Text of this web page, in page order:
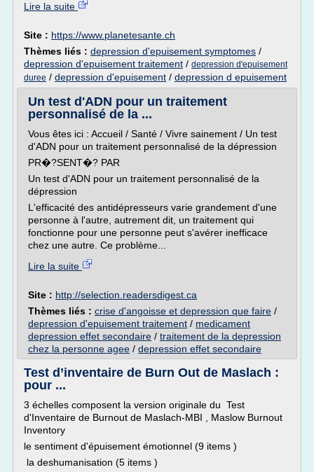
Lire la suite
Site : https://www.planetesante.ch
Thèmes liés : depression d'epuisement symptomes /
depression d'epuisement traitement / depression d'epuisement
duree / depression d'epuisement / depression d epuisement
Un test d'ADN pour un traitement
personnalisé de la ...
Vous êtes ici : Accueil / Santé / Vivre sainement / Un test
d'ADN pour un traitement personnalisé de la dépression
PR�?SENT�? PAR
Un test d'ADN pour un traitement personnalisé de la
dépression
L'efficacité des antidépresseurs varie grandement d'une
personne à l'autre, autrement dit, un traitement qui
fonctionne pour une personne peut s'avérer inefficace
chez une autre. Ce problème...
Lire la suite
Site : http://selection.readersdigest.ca
Thèmes liés : crise d'angoisse et depression que faire /
depression d'epuisement traitement / medicament
depression effet secondaire / traitement de la depression
chez la personne agee / depression effet secondaire
Test d’inventaire de Burn Out de Maslach :
pour ...
3 échelles composent la version originale du Test
d'Inventaire de Burnout de Maslach-MBI , Maslow Burnout
Inventory
le sentiment d'épuisement émotionnel (9 items )
la deshumanisation (5 items )